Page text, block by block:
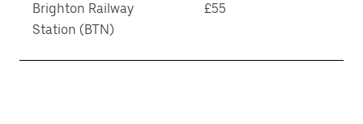
Brighton Railway
Station (BTN)
£55